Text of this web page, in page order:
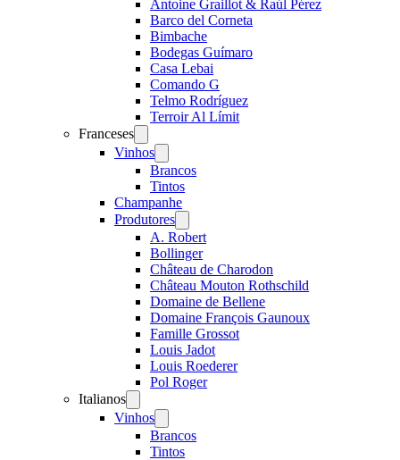
Antoine Graillot & Raúl Pérez
Barco del Corneta
Bimbache
Bodegas Guímaro
Casa Lebai
Comando G
Telmo Rodríguez
Terroir Al Límit
Franceses
menu
Vinhos
menu
Brancos
Tintos
Champanhe
Produtores
menu
A. Robert
Bollinger
Château de Charodon
Château Mouton Rothschild
Domaine de Bellene
Domaine François Gaunoux
Famille Grossot
Louis Jadot
Louis Roederer
Pol Roger
Italianos
menu
Vinhos
menu
Brancos
Tintos